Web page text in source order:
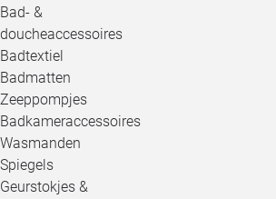
Bad- &
doucheaccessoires
Badtextiel
Badmatten
Zeeppompjes
Badkameraccessoires
Wasmanden
Spiegels
Geurstokjes &